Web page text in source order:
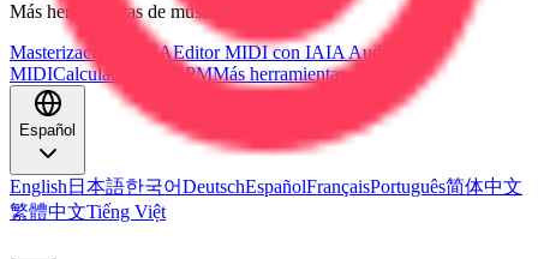
Más herramientas de música
Masterización con IAEditor MIDI con IAIA Audio a
MIDICalculadora de BPMMás herramientas
Español
English 日本語한국어DeutschEspañolFrançaisPortuguês简体中文
繁體中文Tiếng Việt